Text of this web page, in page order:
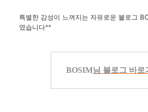
특별한 감성이 느껴지는 자유로운 블로그
였습니다^^
BOSIM님 블로그 바로